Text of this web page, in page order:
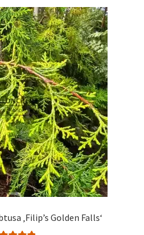
auf.
Die
Optionen
können
auf
der
Produktseite
gewählt
werden
‚Filip’s Golden Falls‘